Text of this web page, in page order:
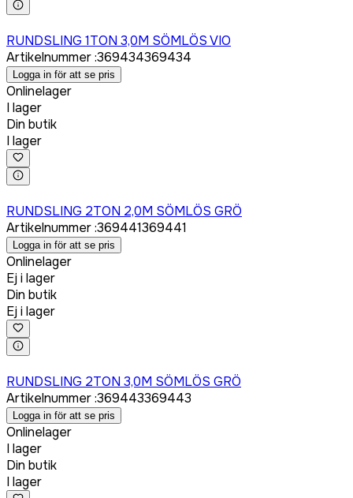
RUNDSLING 1TON 3,0M SÖMLÖS VIO
Artikelnummer:369434369434
Logga in för att se pris
Onlinelager
I lager
Din butik
I lager
RUNDSLING 2TON 2,0M SÖMLÖS GRÖ
Artikelnummer:369441369441
Logga in för att se pris
Onlinelager
Ej i lager
Din butik
Ej i lager
RUNDSLING 2TON 3,0M SÖMLÖS GRÖ
Artikelnummer:369443369443
Logga in för att se pris
Onlinelager
I lager
Din butik
I lager